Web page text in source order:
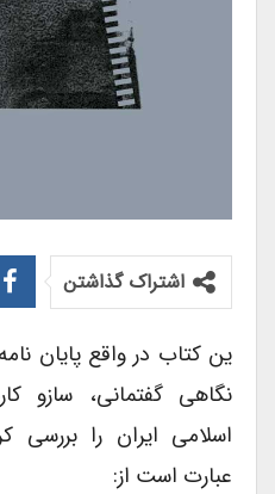
اشتراک گذاشتن
ین کتاب در واقع پایان
نگاهی گفتمانی، سازو
اسلامی ایران را
عبارت است از: